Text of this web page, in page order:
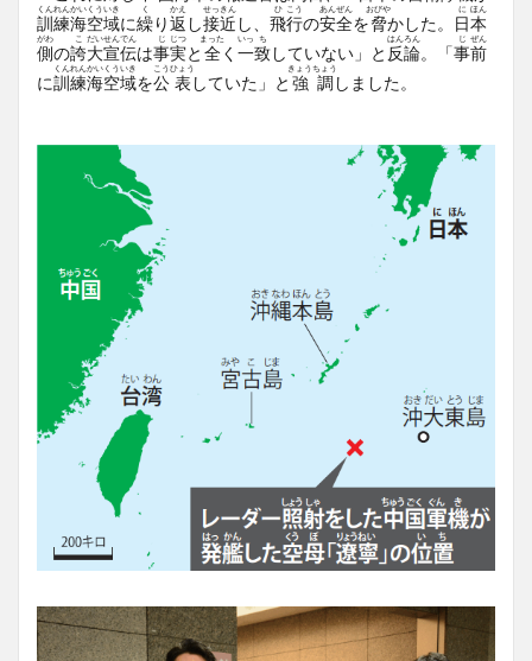
訓
くん
練
れん
海
かい
空
くう
域
いき
に繰
く
り返
かえ
し接
せっ
近
きん
し、 飛
ひ
行
こう
の安
あん
全
ぜん
を脅
おびや
かした。 日
に
本
ほん
側
がわ
の誇
こ
大
だい
宣
せん
伝
でん
は事
じ
実
じつ
と 全
まった
く 一
いっ
致
ち
していない」と 反
はん
論
ろん
。「事
じ
前
ぜん
に訓
くん
練
れん
海
かい
空
くう
域
いき
を公
こう
表
ひょう
していた」と 強
きょう
調
ちょう
しました。